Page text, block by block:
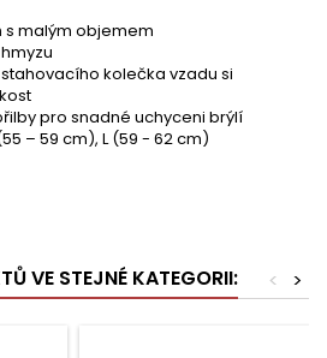
s malým objemem
kolečka vzadu si
pro snadné uchyceni brýlí
– 59 cm), L (59 - 62 cm)
VE STEJNÉ KATEGORII: >
<